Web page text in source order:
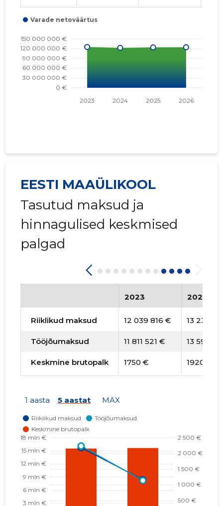
EESTI MAAÜLIKOOL
Tasutud maksud ja
hinnagulised keskmised
palgad
2023 2024
Riiklikud maksud 12 039 816 € 13 238
Tööjõumaksud 11 811 521 € 13 591
Keskmine brutopalk 1750 € 1920 €
1 aasta 5 aastat MAX